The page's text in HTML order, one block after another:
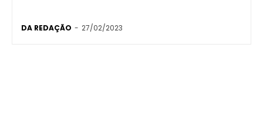
DA REDAÇÃO - 27/02/2023